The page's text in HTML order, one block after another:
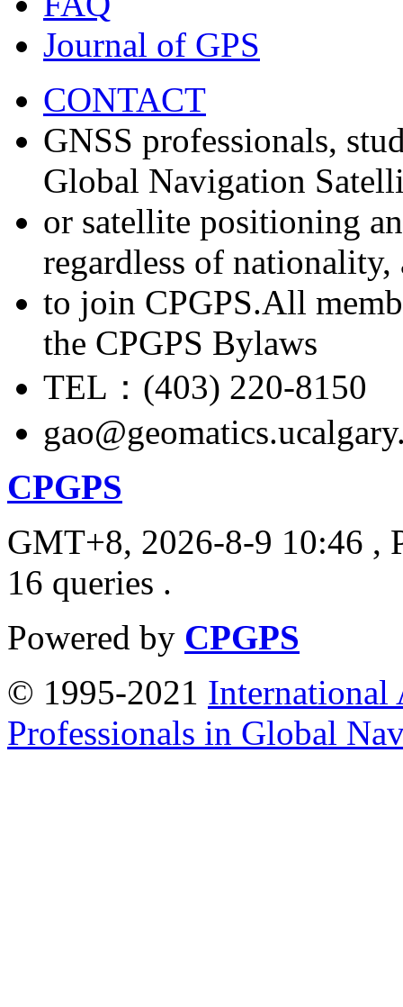
Journal of GPS
CONTACT
GNSS professionals,
Global Navigation
or satellite positioning
regardless of nationality,
to join CPGPS.All
the CPGPS Bylaws
TEL：(403) 220-8150
CPGPS
GMT+8, 2026-8-9 10:46 ,
16 queries .
Powered by CPGPS
© 1995-2021 International
Professionals in Global